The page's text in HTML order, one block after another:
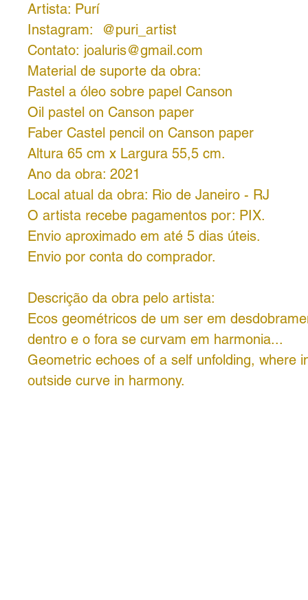
Artista: Purí
Instagram: @puri_artist
Contato: joaluris@gmail.com
Material de suporte da obra:
Pastel a óleo sobre papel Canson
Oil pastel on Canson paper
Faber Castel pencil on Canson paper
Altura 65 cm x Largura 55,5 cm.
Ano da obra: 2021
Local atual da obra: Rio de Janeiro - RJ
O artista recebe pagamentos por: PIX.
Envio aproximado em até 5 dias úteis.
Envio por conta do comprador.
Descrição da obra pelo artista:
Ecos geométricos de um ser em
dentro e o fora se curvam em harmonia...
Geometric echoes of a self unfolding, where
outside curve in harmony.